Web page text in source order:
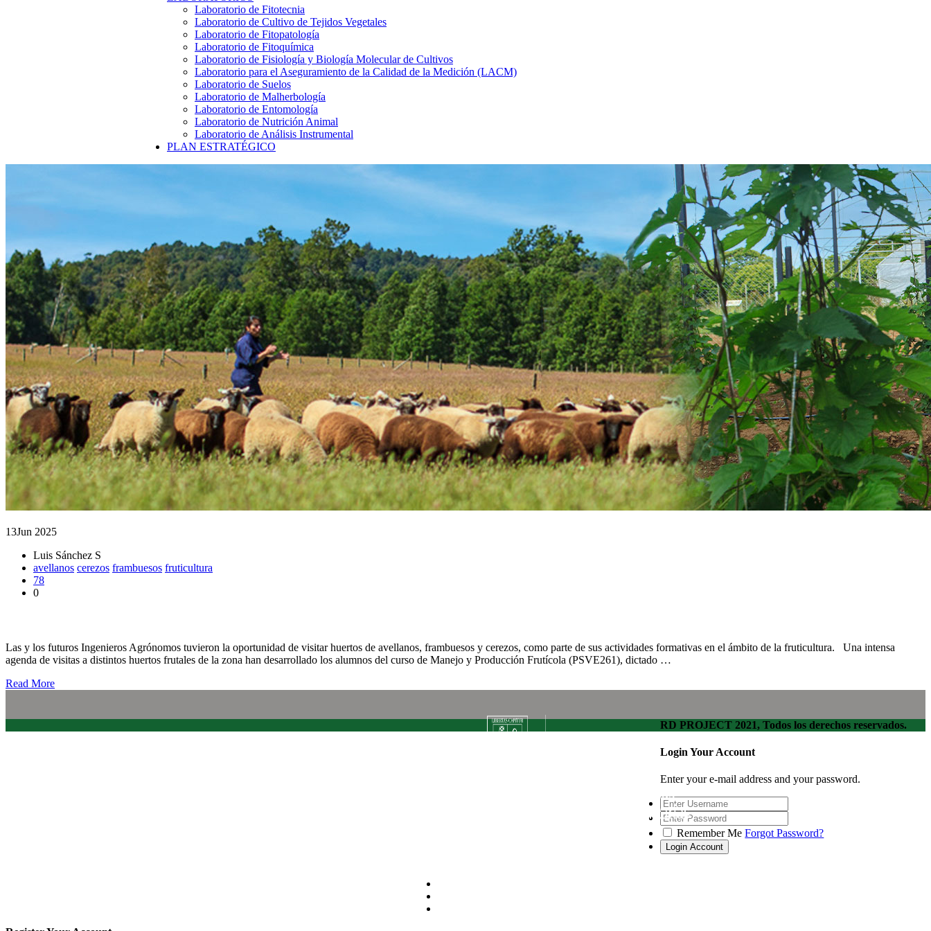
Laboratorio de Fitotecnia
Laboratorio de Cultivo de Tejidos Vegetales
Laboratorio de Fitopatología
Laboratorio de Fitoquímica
Laboratorio de Fisiología y Biología Molecular de Cultivos
Laboratorio para el Aseguramiento de la Calidad de la Medición (LACM)
Laboratorio de Suelos
Laboratorio de Malherbología
Laboratorio de Entomología
Laboratorio de Nutrición Animal
Laboratorio de Análisis Instrumental
PLAN ESTRATÉGICO
13Jun 2025
Luis Sánchez S
avellanos cerezos frambuesos fruticultura
78
0
Las y los futuros Ingenieros Agrónomos tuvieron la oportunidad de visitar huertos de avellanos, frambuesos y cerezos, como parte de sus actividades formativas en el ámbito de la fruticultura. Una intensa
agenda de visitas a distintos huertos frutales de la zona han desarrollado los alumnos del curso de Manejo y Producción Frutícola (PSVE261), dictado …
Read More
RD PROJECT 2021, Todos los derechos reservados.
Login Your Account
Enter your e-mail address and your password.
Remember MeForgot Password?